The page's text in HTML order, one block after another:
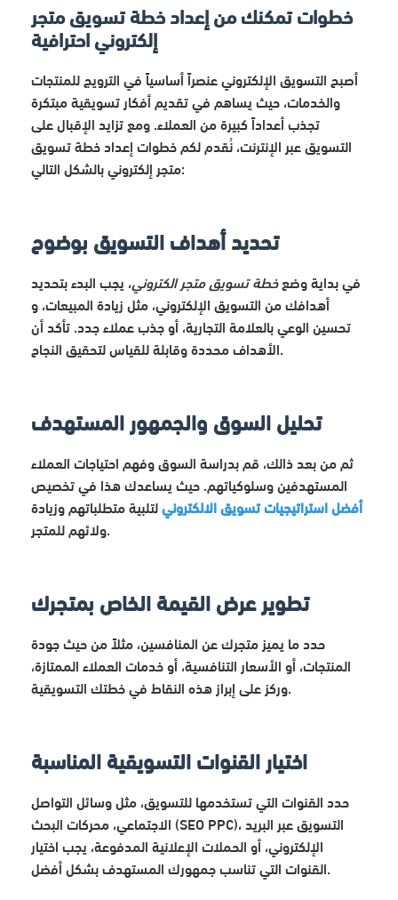
خطوات تمكنك من إعداد خطة تسويق متجر
إلكتروني احترافية
أصبح التسويق الإلكتروني عنصراً أساسياً في الترويج للمنتجات
والخدمات، حيث يساهم في تقديم أفكار تسويقية مبتكرة
تجذب أعداداً كبيرة من العملاء. ومع تزايد الإقبال على
التسويق عبر الإنترنت، نُقدم لكم خطوات إعداد خطة تسويق
متجر إلكتروني بالشكل التالي:
تحديد أهداف التسويق بوضوح
في بداية وضعخطة تسويق متجر الكتروني، يجب البدء بتحديد
أهدافك من التسويق الإلكتروني، مثل زيادة المبيعات، و
تحسين الوعي بالعلامة التجارية، أو جذب عملاء جدد. تأكد أن
الأهداف محددة وقابلة للقياس لتحقيق النجاح.
تحليل السوق والجمهور المستهدف
ثم من بعد ذالك، قم بدراسة السوق وفهم احتياجات العملاء
المستهدفين وسلوكياتهم. حيث يساعدك هذا في تخصيص
أفضل استراتيجيات تسويق الالكترونيلتلبية متطلباتهم وزيادة
ولائهم للمتجر.
تطوير عرض القيمة الخاص بمتجرك
حدد ما يميز متجرك عن المنافسين، مثلاً من حيث جودة
المنتجات، أو الأسعار التنافسية، أو خدمات العملاء الممتازة،
وركز على إبراز هذه النقاط في خطتك التسويقية.
اختيار القنوات التسويقية المناسبة
حدد القنوات التي تستخدمها للتسويق، مثل وسائل التواصل
الاجتماعي، محركات البحث (SEO PPC)، التسويق عبر البريد
الإلكتروني، أو الحملات الإعلانية المدفوعة، يجب اختيار
القنوات التي تناسب جمهورك المستهدف بشكل أفضل.